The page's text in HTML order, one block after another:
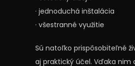
· jednoduchá inštalácia
· všestranné využitie
Sú natoľko prispôsobiteľné
aj praktický účel. Vďaka